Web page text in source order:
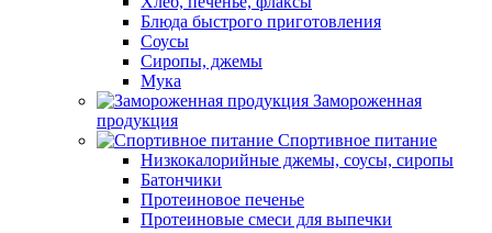
Блюда быстрого приготовления
Соусы
Сиропы, джемы
Мука
Замороженная
продукция
Спортивное питание
Низкокалорийные джемы, соусы, сиропы
Батончики
Протеиновое печенье
Протеиновые смеси для выпечки